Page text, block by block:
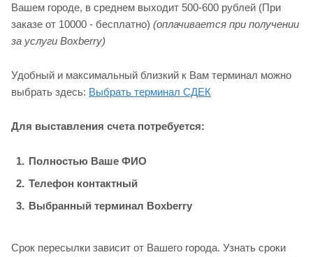
Вашем городе, в среднем выходит 500-600 рублей (При
заказе от 10000 - бесплатно) (оплачивается при получении
за услуги Boxberry)
Удобный и максимальный близкий к Вам терминал можно
выбрать здесь: Выбрать терминал СДЕК
Для выставления счета потребуется:
Полностью Ваше ФИО
Телефон контактный
Выбранный терминал Boxberry
Срок пересылки зависит от Вашего города. Узнать сроки